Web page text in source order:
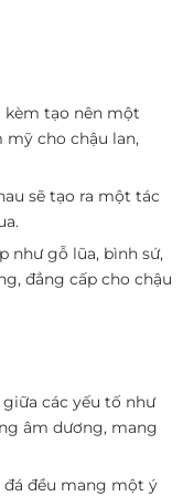
kèm tạo nên một
cho chậu lan,
sẽ tạo ra một tác
như gỗ lũa, bình sứ,
đẳng cấp cho chậu
các yếu tố như
âm dương, mang
đá đều mang một ý